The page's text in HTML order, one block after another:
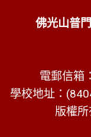
佛光山普
電郵信箱
學校地址：
版權